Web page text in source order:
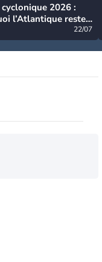
cyclonique 2026 :
l’Atlantique reste
22/07